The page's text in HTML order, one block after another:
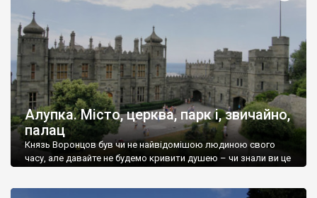
Алупка. Місто, церква, парк і, звичайно,
палац
Князь Воронцов був чи не найвідомішою людиною свого
часу, але давайте не будемо кривити душею – чи знали ви це